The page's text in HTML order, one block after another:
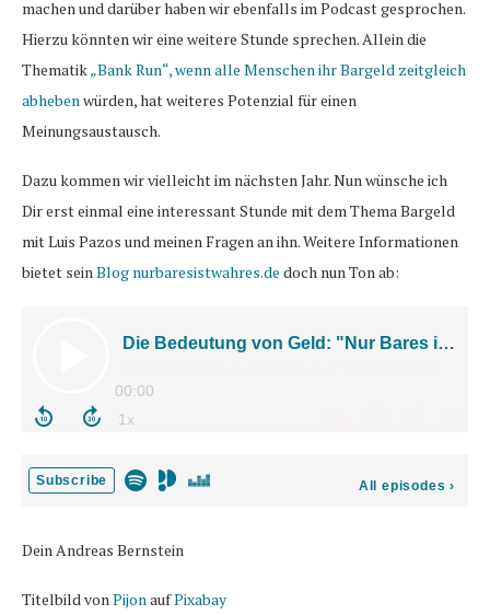
machen und darüber haben wir ebenfalls im Podcast gesprochen.
Hierzu könnten wir eine weitere Stunde sprechen. Allein die
Thematik„Bank Run“, wenn alle Menschen ihr Bargeld zeitgleich
abheben würden, hat weiteres Potenzial für einen
Meinungsaustausch.
Dazu kommen wir vielleicht im nächsten Jahr. Nun wünsche ich
Dir erst einmal eine interessant Stunde mit dem Thema Bargeld
mit Luis Pazos und meinen Fragen an ihn. Weitere Informationen
bietet sein Blog nurbaresistwahres.de doch nun Ton ab:
Dein Andreas Bernstein
Titelbild von Pijon aufPixabay